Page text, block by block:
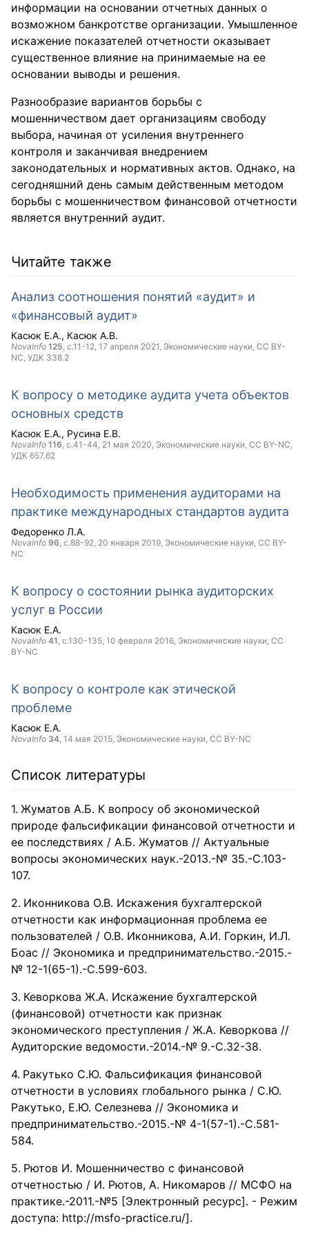
информации на основании отчетных данных о
возможном банкротстве организации. Умышленное
искажение показателей отчетности оказывает
существенное влияние на принимаемые на ее
основании выводы и решения.
Разнообразие вариантов борьбы с
мошенничеством дает организациям свободу
выбора, начиная от усиления внутреннего
контроля и заканчивая внедрением
законодательных и нормативных актов. Однако, на
сегодняшний день самым действенным методом
борьбы с мошенничеством финансовой отчетности
является внутренний аудит.
Читайте также
Анализ соотношения понятий «аудит» и
«финансовый аудит»
Касюк Е.А. Касюк А.В.
NovaInfo 125, с.11-12, 17 апреля 2021, Экономические науки, CC BY-
NC, УДК 338.2
К вопросу о методике аудита учета объектов
основных средств
Касюк Е.А. Русина Е.В.
NovaInfo 116, с.41-44, 21 мая 2020, Экономические науки, CC BY-NC,
УДК 657.62
Необходимость применения аудиторами на
практике международных стандартов аудита
Федоренко Л.А.
NovaInfo 96, с.88-92, 20 января 2019, Экономические науки, CC BY-
NC
К вопросу о состоянии рынка аудиторских
услуг в России
Касюк Е.А.
NovaInfo 41, с.130-135, 10 февраля 2016, Экономические науки, CC
BY-NC
К вопросу о контроле как этической
проблеме
Касюк Е.А.
NovaInfo 34, 14 мая 2015, Экономические науки, CC BY-NC
Список литературы
Жуматов А.Б. К вопросу об экономической
природе фальсификации финансовой отчетности и
ее последствиях / А.Б. Жуматов // Актуальные
вопросы экономических наук.-2013.-№ 35.-С.103-
107.
Иконникова О.В. Искажения бухгалтерской
отчетности как информационная проблема ее
пользователей / О.В. Иконникова, А.И. Горкин, И.Л.
Боас // Экономика и предпринимательство.-2015.-
№ 12-1(65-1).-С.599-603.
Кеворкова Ж.А. Искажение бухгалтерской
(финансовой) отчетности как признак
экономического преступления / Ж.А. Кеворкова //
Аудиторские ведомости.-2014.-№ 9.-С.32-38.
Ракутько С.Ю. Фальсификация финансовой
отчетности в условиях глобального рынка / С.Ю.
Ракутько, Е.Ю. Селезнева // Экономика и
предпринимательство.-2015.-№ 4-1(57-1).-С.581-
584.
Рютов И. Мошенничество с финансовой
отчетностью / И. Рютов, А. Никомаров // МСФО на
практике.-2011.-№5 [Электронный ресурс]. - Режим
доступа: http://msfo-practice.ru/].